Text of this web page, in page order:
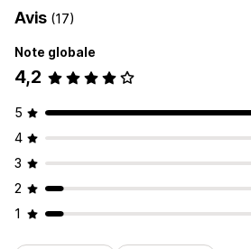
Avis (17)
Note globale
4,2
5
4
3
2
1